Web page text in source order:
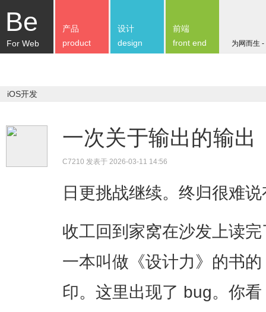
Be
For Web 为网而生
产品
product
设计
design
前端
front end
iOS开发
一次关于输出的输出
C7210 发表于 2026-03-11 14:56
日更挑战继续。终归很难
收工回到家窝在沙发上读
一本叫做《设计力》的书
印。这里出现了 bug。你看